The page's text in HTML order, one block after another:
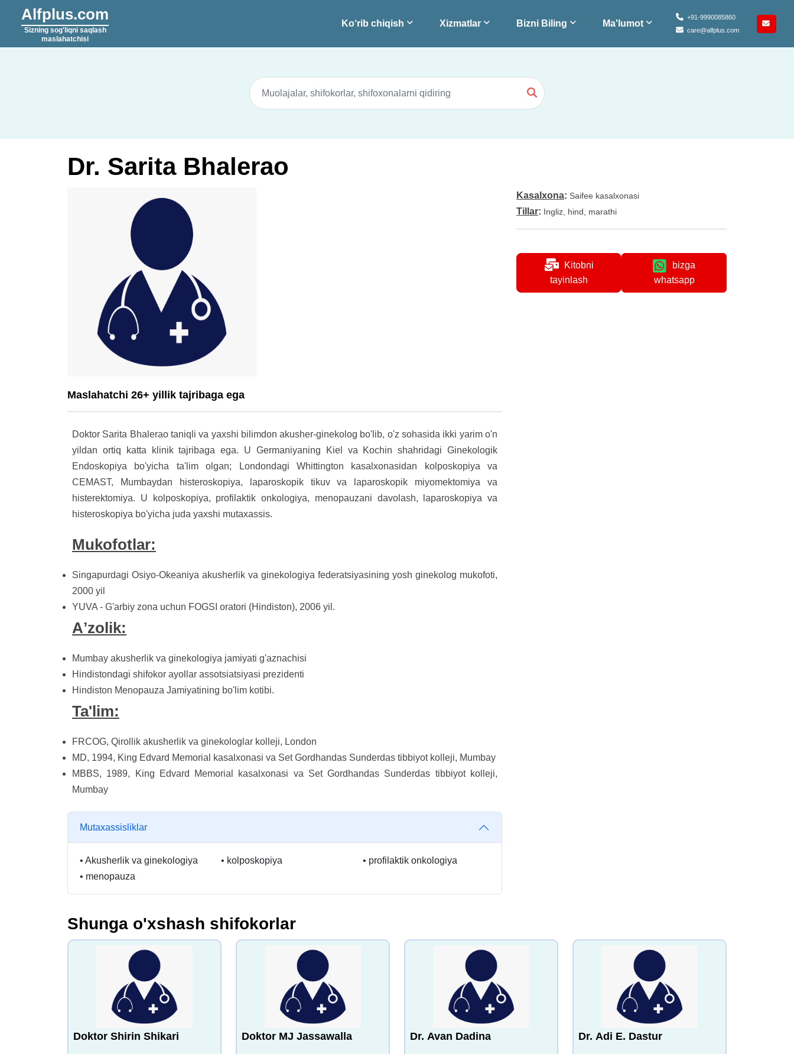
Alfplus.com
Sizning sog'liqni saqlash
maslahatchisi
+91-9990085860
care@alfplus.com
Ko‘rib chiqish Xizmatlar Bizni Biling Ma'lumot
Dr. Sarita Bhalerao
Maslahatchi 26+ yillik tajribaga ega
Doktor Sarita Bhalerao taniqli va yaxshi bilimdon akusher-ginekolog bo'lib, o'z sohasida ikki yarim o'n
yildan ortiq katta klinik tajribaga ega. U Germaniyaning Kiel va Kochin shahridagi Ginekologik
Endoskopiya bo'yicha ta'lim olgan; Londondagi Whittington kasalxonasidan kolposkopiya va
CEMAST, Mumbaydan histeroskopiya, laparoskopik tikuv va laparoskopik miyomektomiya va
histerektomiya. U kolposkopiya, profilaktik onkologiya, menopauzani davolash, laparoskopiya va
histeroskopiya bo'yicha juda yaxshi mutaxassis.
Mukofotlar:
Singapurdagi Osiyo-Okeaniya akusherlik va ginekologiya federatsiyasining yosh ginekolog mukofoti,
2000 yil
YUVA - G'arbiy zona uchun FOGSI oratori (Hindiston), 2006 yil.
Aʼzolik:
Mumbay akusherlik va ginekologiya jamiyati g'aznachisi
Hindistondagi shifokor ayollar assotsiatsiyasi prezidenti
Hindiston Menopauza Jamiyatining bo'lim kotibi.
Ta'lim:
FRCOG, Qirollik akusherlik va ginekologlar kolleji, London
MD, 1994, King Edvard Memorial kasalxonasi va Set Gordhandas Sunderdas tibbiyot kolleji, Mumbay
MBBS, 1989, King Edvard Memorial kasalxonasi va Set Gordhandas Sunderdas tibbiyot kolleji,
Mumbay
Mutaxassisliklar
• Akusherlik va ginekologiya • kolposkopiya • profilaktik onkologiya
• menopauza
Kasalxona: Saifee kasalxonasi
Tillar: Ingliz, hind, marathi
Kitobni
tayinlash
bizga
whatsapp
Shunga o'xshash shifokorlar
Doktor Shirin Shikari Doktor MJ Jassawalla Dr. Avan Dadina Dr. Adi E. Dastur